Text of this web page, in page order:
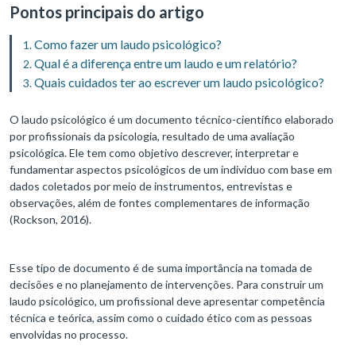
Pontos principais do artigo
Como fazer um laudo psicológico?
Qual é a diferença entre um laudo e um relatório?
Quais cuidados ter ao escrever um laudo psicológico?
O laudo psicológico é um documento técnico-científico elaborado
por profissionais da psicologia, resultado de uma avaliação
psicológica. Ele tem como objetivo descrever, interpretar e
fundamentar aspectos psicológicos de um indivíduo com base em
dados coletados por meio de instrumentos, entrevistas e
observações, além de fontes complementares de informação
(Rockson, 2016).
Esse tipo de documento é de suma importância na tomada de
decisões e no planejamento de intervenções. Para construir um
laudo psicológico, um profissional deve apresentar competência
técnica e teórica, assim como o cuidado ético com as pessoas
envolvidas no processo.